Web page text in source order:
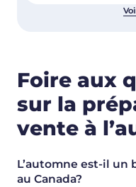
Foire aux
sur la
vente à
L’automne est-il
au Canada?